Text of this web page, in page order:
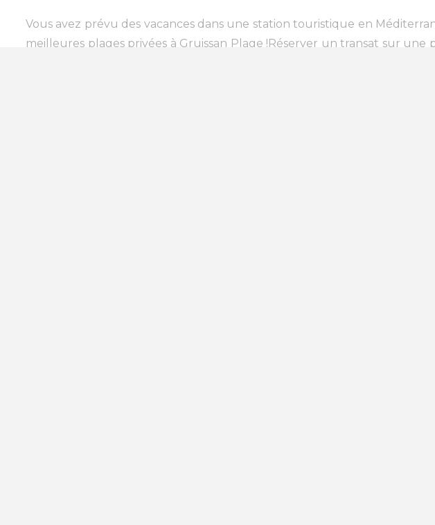
Vous avez prévu des vacances dans une station touristique en
meilleures plages privées à Gruissan Plage !Réserver un transat sur